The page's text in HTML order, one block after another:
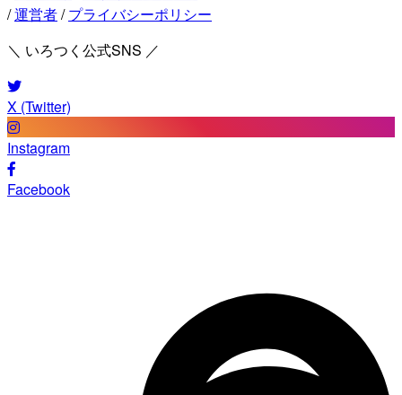
/運営者/ プライバシーポリシー
＼ いろつく公式SNS ／
X (Twitter)
Instagram
Facebook